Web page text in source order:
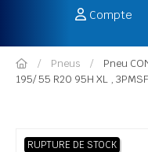
Compte
Pneus
Pneu
195/ 55 R20 95H XL , 3PMSF
RUPTURE DE STOCK